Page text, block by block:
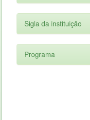
Sigla da instituição
Programa